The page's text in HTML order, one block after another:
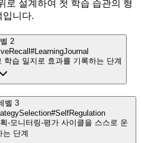
로 설계하여 첫 학습 습관의 형
입니다.
2
#LearningJournal
학습 일지로 효과를 기록하는 단계
벨 3
#SelfRegulation
-모니터링-평가 사이클을 스스로 운
는 단계